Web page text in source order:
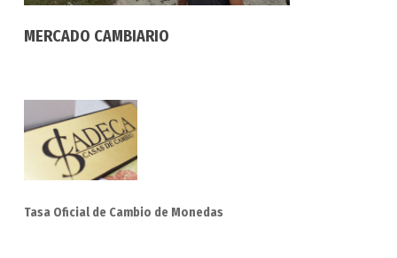
MERCADO CAMBIARIO
Tasa Oficial de Cambio de Monedas